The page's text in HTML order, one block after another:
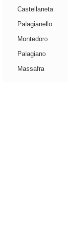
Castellaneta
Palagianello
Montedoro
Palagiano
Massafra